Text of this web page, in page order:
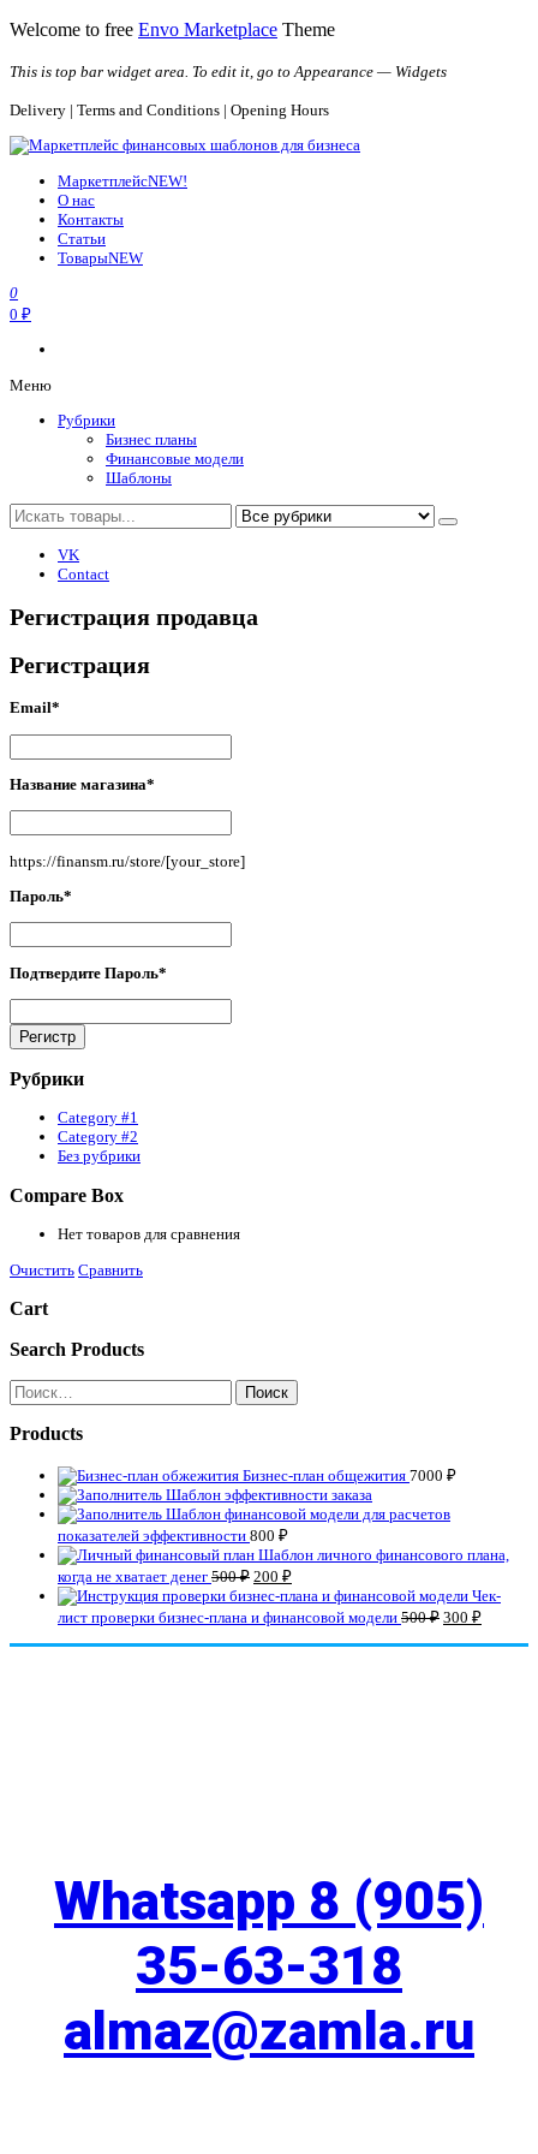
Перейти
содержимому
Welcome to free Envo Marketplace Theme
This is top bar widget area. To edit it, go to Appearance — Widgets
Delivery | Terms and Conditions | Opening Hours
Маркетплейс финансовых шаблонов для бизнеса
Шаблоны, финансовые модели и расчеты, решения для бизнеса
МаркетплейсNEW!
О нас
Контакты
Статьи
ТоварыNEW
0
0 ₽
Меню
Рубрики
Бизнес планы
Финансовые модели
Шаблоны
VK
Contact
Регистрация продавца
Регистрация
Email*
Email*
Название магазина*
магазина*
https://finansm.ru/store/[your_store]
Пароль*
Подтвердите Пароль*
Пароль*
Рубрики
Category #1
Category #2
Без рубрики
Compare Box
Нет товаров для сравнения
Очистить Сравнить
Cart
Search Products
Найти:
Products
Бизнес-план общежития 7000 ₽
Шаблон эффективности заказа
Шаблон финансовой модели для расчетов
показателей эффективности 800 ₽
Шаблон личного финансового плана,
когда не хватает денег 500₽ 200 ₽
Чек-
лист проверки бизнес-плана и финансовой модели 500₽ 300 ₽
Whatsapp 8 (905)
35-63-318
almaz@zamla.ru